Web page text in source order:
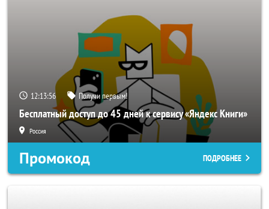
12:13:53 Получи первым!
Бесплатный доступ до 45 дней к сервису «Яндекс Книги»
Россия
Промокод ПОДРОБНЕЕ